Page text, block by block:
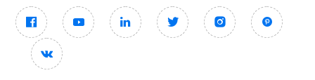
     
